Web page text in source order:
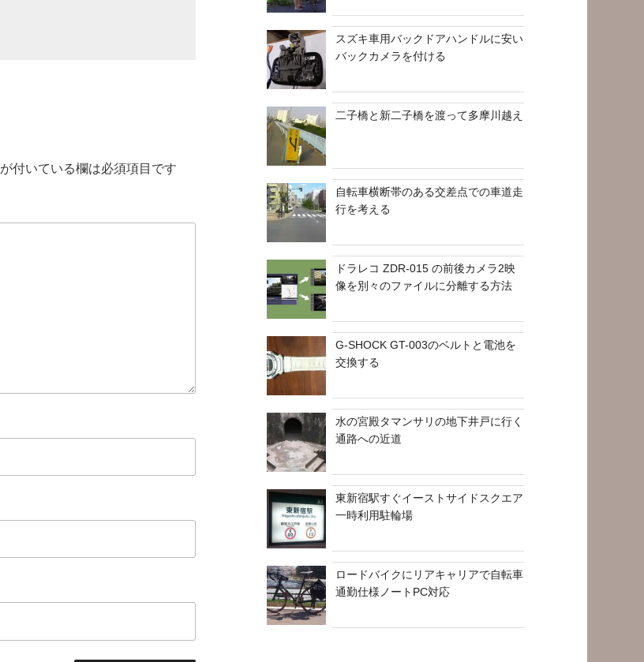
が付いている欄は必須項目です
スズキ車用バックドアハンドルに安い
バックカメラを付ける
二子橋と新二子橋を渡って多摩川越え
自転車横断帯のある交差点での車道走
行を考える
ドラレコ ZDR-015 の前後カメラ2映
像を別々のファイルに分離する方法
G-SHOCK GT-003のベルトと電池を
交換する
水の宮殿タマンサリの地下井戸に行く
通路への近道
東新宿駅すぐイーストサイドスクエア
一時利用駐輪場
ロードバイクにリアキャリアで自転車
通勤仕様ノートPC対応